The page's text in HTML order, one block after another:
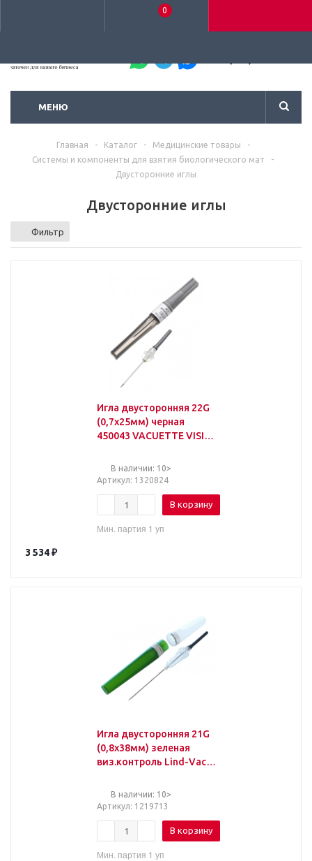
0
МЕНЮ
Главная - Каталог - Медицинские товары
-
Системы и компоненты для взятия биологического мат
-
Двусторонние иглы
Двусторонние иглы
Фильтр
Игла двусторонняя 22G
(0,7х25мм) черная
450043 VACUETTE VISIO
В наличии: 10>
Артикул: 1320824
В корзину
Мин. партия 1 уп
3 534₽
Игла двусторонняя 21G
(0,8х38мм) зеленая
виз.контроль Lind-Vac
В наличии: 10>
Артикул: 1219713
В корзину
Мин. партия 1 уп